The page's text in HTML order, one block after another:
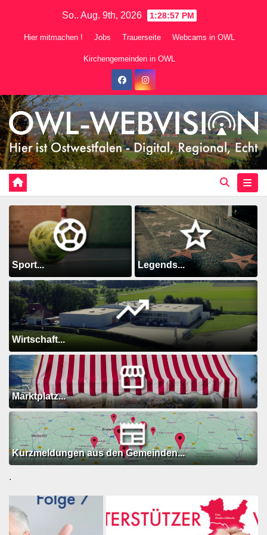
So.. Aug. 9th, 2026 1:28:59 PM
Hier mitmachen ! Jobs Trauerseite Webcams in OWL
Kirchengemeinden in OWL
Sport... Legends...
Wirtschaft...
Marktplatz...
Kurzmeldungen aus den Gemeinden...
.